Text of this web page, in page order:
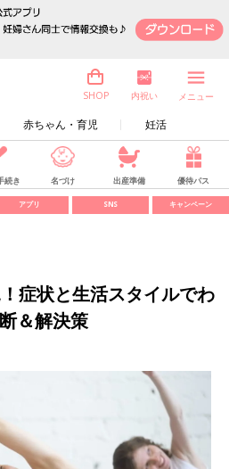
赤ちゃん・育児 妊活
SHOP 内祝い メニュー
続き 名づけ 出産準備 優待パス
アプリ SNS キャンペーン
症状と生活スタイルでわ
＆解決策